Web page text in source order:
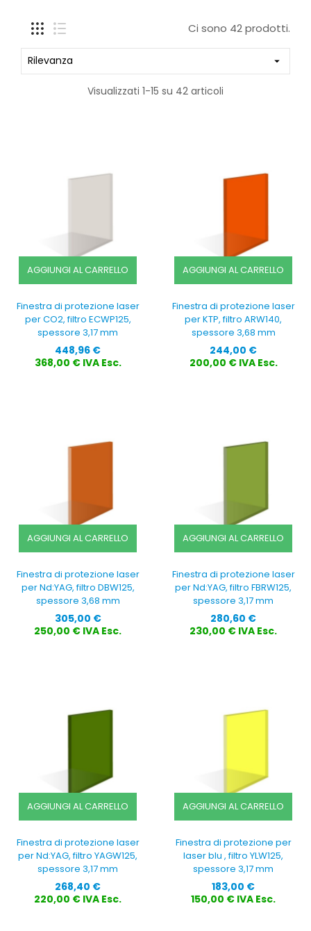
Ci sono 42 prodotti.
Rilevanza 
Visualizzati 1-15 su 42 articoli
AGGIUNGI AL CARRELLO
Finestra di protezione laser
per CO2, filtro ECWP125,
spessore 3,17 mm
Prezzo
448,96 €
368,00 € IVA Esc.
AGGIUNGI AL CARRELLO
Finestra di protezione laser
per KTP, filtro ARW140,
spessore 3,68 mm
Prezzo
244,00 €
200,00 € IVA Esc.
AGGIUNGI AL CARRELLO
Finestra di protezione laser
per Nd:YAG, filtro DBW125,
spessore 3,68 mm
Prezzo
305,00 €
250,00 € IVA Esc.
AGGIUNGI AL CARRELLO
Finestra di protezione laser
per Nd:YAG, filtro FBRW125,
spessore 3,17 mm
Prezzo
280,60 €
230,00 € IVA Esc.
AGGIUNGI AL CARRELLO
Finestra di protezione laser
per Nd:YAG, filtro YAGW125,
spessore 3,17 mm
Prezzo
268,40 €
220,00 € IVA Esc.
AGGIUNGI AL CARRELLO
Finestra di protezione per
laser blu , filtro YLW125,
spessore 3,17 mm
Prezzo
183,00 €
150,00 € IVA Esc.